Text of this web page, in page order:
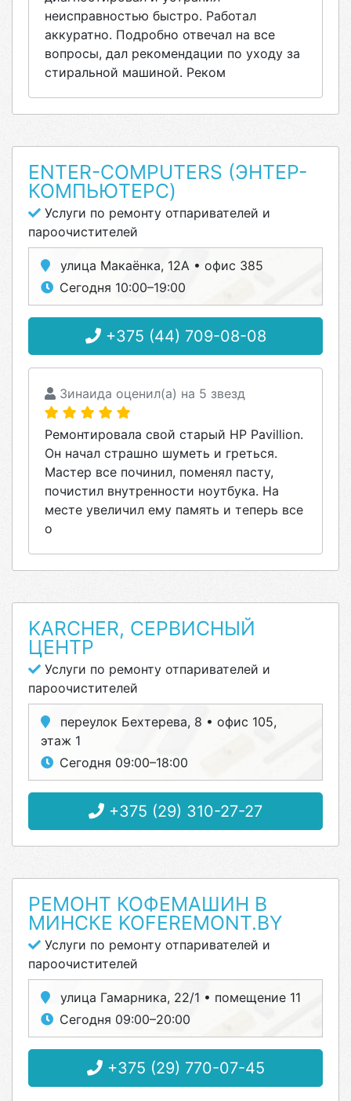
неисправностью быстро. Работал
аккуратно. Подробно отвечал на все
вопросы, дал рекомендации по уходу за
стиральной машиной. Реком
ENTER-COMPUTERS (ЭНТЕР-
КОМПЬЮТЕРС)
Услуги по ремонту отпаривателей и
пароочистителей
улица Макаёнка, 12А • офис 385
Сегодня 10:00–19:00
+375 (44) 709-08-08
Зинаида оценил(а) на 5 звезд
Ремонтировала свой старый HP Pavillion.
Он начал страшно шуметь и греться.
Мастер все починил, поменял пасту,
почистил внутренности ноутбука. На
месте увеличил ему память и теперь все
о
KARCHER, СЕРВИСНЫЙ
ЦЕНТР
Услуги по ремонту отпаривателей и
пароочистителей
переулок Бехтерева, 8 • офис 105,
этаж 1
Сегодня 09:00–18:00
+375 (29) 310-27-27
РЕМОНТ КОФЕМАШИН В
МИНСКЕ KOFEREMONT.BY
Услуги по ремонту отпаривателей и
пароочистителей
улица Гамарника, 22/1 • помещение 11
Сегодня 09:00–20:00
+375 (29) 770-07-45